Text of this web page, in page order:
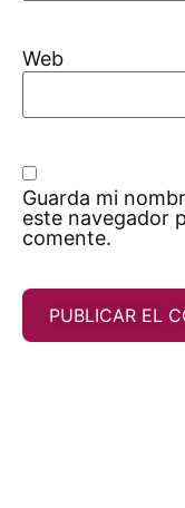
Web
Guarda mi
este navegador
comente.